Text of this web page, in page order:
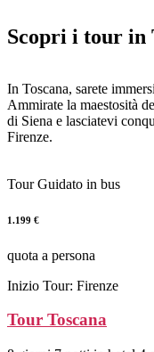
al
contenuto
Scopri i tour in
In Toscana, sarete
Ammirate la maestosità
di Siena e lasciatevi
Firenze.
Tour Guidato in bus
1.199 €
quota a persona
Inizio Tour: Firenze
Tour Toscana